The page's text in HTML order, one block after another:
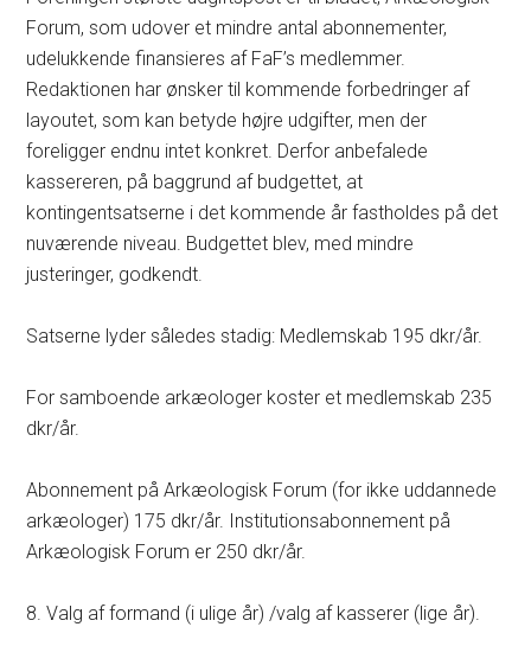
Forum, som udover et mindre antal abonnementer,
udelukkende finansieres af FaF’s medlemmer.
Redaktionen har ønsker til kommende forbedringer af
layoutet, som kan betyde højre udgifter, men der
foreligger endnu intet konkret. Derfor anbefalede
kassereren, på baggrund af budgettet, at
kontingentsatserne i det kommende år fastholdes på det
nuværende niveau. Budgettet blev, med mindre
justeringer, godkendt.
Satserne lyder således stadig: Medlemskab 195 dkr/år.
For samboende arkæologer koster et medlemskab 235
dkr/år.
Abonnement på Arkæologisk Forum (for ikke uddannede
arkæologer) 175 dkr/år. Institutionsabonnement på
Arkæologisk Forum er 250 dkr/år.
8. Valg af formand (i ulige år) /valg af kasserer (lige år).